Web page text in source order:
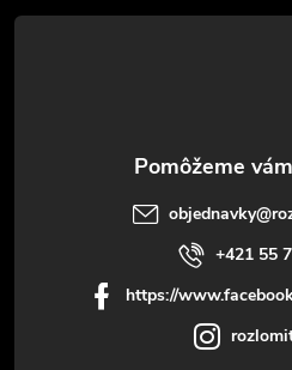
t
objednavky@
+421 55
https://